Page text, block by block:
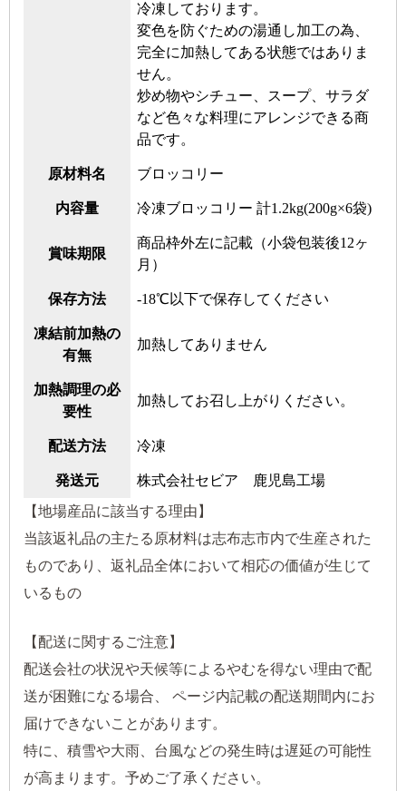
冷凍しております。
変色を防ぐための湯通し加工の為、
完全に加熱してある状態ではありま
せん。
炒め物やシチュー、スープ、サラダ
など色々な料理にアレンジできる商
品です。
原材料名 ブロッコリー
内容量 冷凍ブロッコリー 計1.2kg(200g×6袋)
賞味期限
商品枠外左に記載（小袋包装後12ヶ
月）
保存方法 -18℃以下で保存してください
凍結前加熱の
有無
加熱してありません
加熱調理の必
要性
加熱してお召し上がりください。
配送方法 冷凍
発送元
株式会社セビア 鹿児島工場
【地場産品に該当する理由】
当該返礼品の主たる原材料は志布志市内で生産された
ものであり、返礼品全体において相応の価値が生じて
いるもの
【配送に関するご注意】
配送会社の状況や天候等によるやむを得ない理由で配
送が困難になる場合、 ページ内記載の配送期間内にお
届けできないことがあります。
特に、積雪や大雨、台風などの発生時は遅延の可能性
が高まります。予めご了承ください。